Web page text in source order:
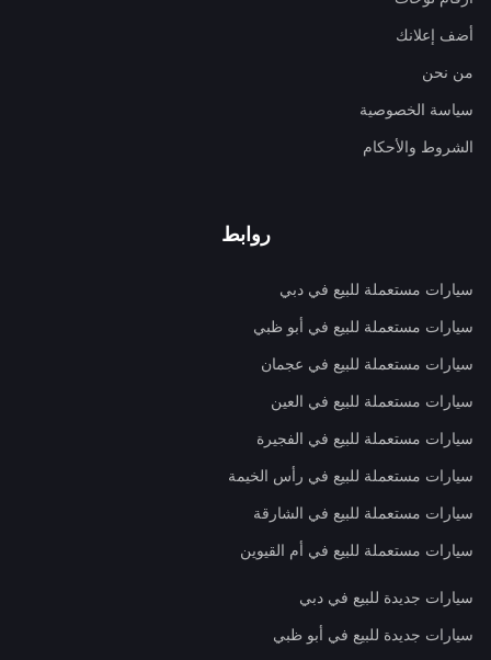
أضف إعلانك
من نحن
سياسة الخصوصية
الشروط والأحكام
روابط
سيارات مستعملة للبيع في دبي
سيارات مستعملة للبيع في أبو ظبي
سيارات مستعملة للبيع في عجمان
سيارات مستعملة للبيع في العين
سيارات مستعملة للبيع في الفجيرة
سيارات مستعملة للبيع في رأس الخيمة
سيارات مستعملة للبيع في الشارقة
سيارات مستعملة للبيع في أم القيوين
سيارات جديدة للبيع في دبي
سيارات جديدة للبيع في أبو ظبي